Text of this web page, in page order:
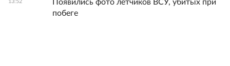
Появились фото летчиков ВСУ, убитых при
побеге